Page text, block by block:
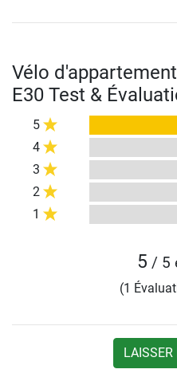
Vélo
E30 Test &
5
4
3
2
1
5 / 5
(1
LAISSER